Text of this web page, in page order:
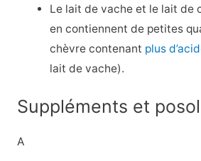
Le lait de vache et le lait de
en contiennent de petites
chèvre contenant plus
lait de vache).
Suppléments et
A